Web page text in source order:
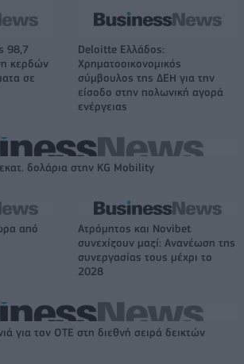
98,7
κερδών
σε
Deloitte Ελλάδος:
Χρηματοοικονομικός
σύμβουλος της ΔΕΗ για την
είσοδο στην πολωνική αγορά
ενέργειας
δολάρια στην KG Mobility
από
Ατρόμητος και Novibet
συνεχίζουν μαζί: Ανανέωση της
συνεργασίας τους μέχρι το
2028
για τον ΟΤΕ στη διεθνή σειρά δεικτών